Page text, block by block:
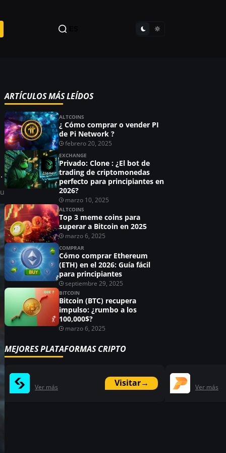
ARTÍCULOS MÁS LEÍDOS
ALTCOINS
¿ Cómo comprar o vender PI
de Pi Network ?
febrero 20, 2025
EXCHANGE
Privado: Clone : ¿El bot de
trading de criptomonedas
perfecto para principiantes en
2026?
marzo 10, 2025
ALTCOINS
Top 3 meme coins para
superar a Bitcoin en 2025
marzo 6, 2025
COMPRAR
Cómo comprar Ethereum
(ETH) en el 2026: Guía fácil
para principiantes
septiembre 29, 2025
BITCOIN
Bitcoin (BTC) recupera
impulso: ¿rumbo a los
100,000$?
marzo 6, 2025
MEJORES PLATAFORMAS CRIPTO
Visitar→
Ver más Ver más